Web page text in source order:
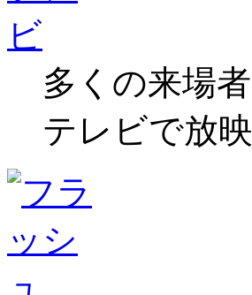
多くの来場
テレビで放